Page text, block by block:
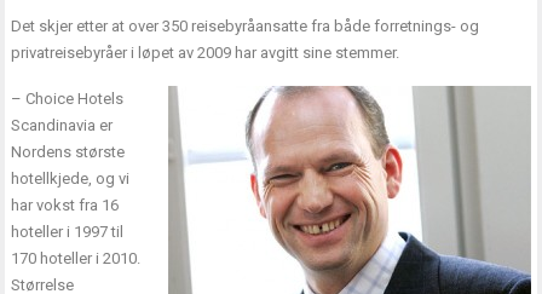
Det skjer etter at over 350 reisebyråansatte fra både forretnings- og
privatreisebyråer i løpet av 2009 har avgitt sine stemmer.
– Choice Hotels
Scandinavia er
Nordens største
hotellkjede, og vi
har vokst fra 16
hoteller i 1997 til
170 hoteller i 2010.
Størrelse